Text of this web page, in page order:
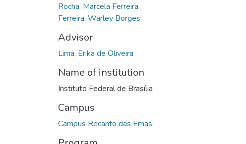
Rocha, Marcela Ferreira
Ferreira, Warley Borges
Advisor
Lima, Erika de Oliveira
Name of institution
Instituto Federal de Brasília
Campus
Campus Recanto das Emas